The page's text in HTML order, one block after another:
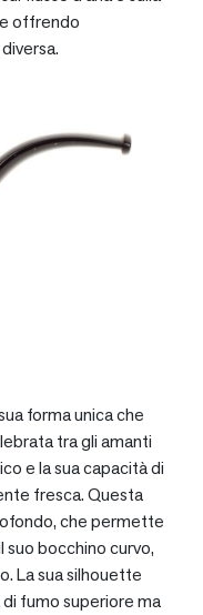
offrendo
forma unica che
tra gli amanti
e la sua capacità di
fresca. Questa
che permette
suo bocchino curvo,
La sua silhouette
fumo superiore ma